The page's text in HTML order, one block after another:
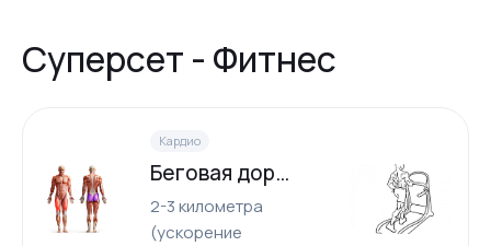
Суперсет - Фитнес
Кардио
Беговая дорожка
2-3 километра
(ускорение